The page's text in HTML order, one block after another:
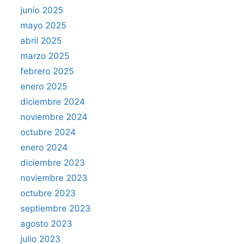
junio 2025
mayo 2025
abril 2025
marzo 2025
febrero 2025
enero 2025
diciembre 2024
noviembre 2024
octubre 2024
enero 2024
diciembre 2023
noviembre 2023
octubre 2023
septiembre 2023
agosto 2023
julio 2023